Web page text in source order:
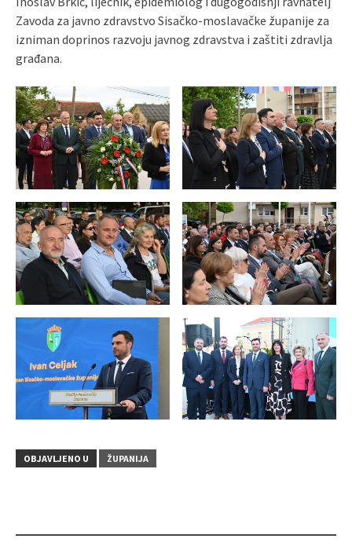
Zavoda za javno zdravstvo Sisačko-moslavačke županije za
izniman doprinos razvoju javnog zdravstva i zaštiti zdravlja
građana.
OBJAVLJENO U ŽUPANIJA